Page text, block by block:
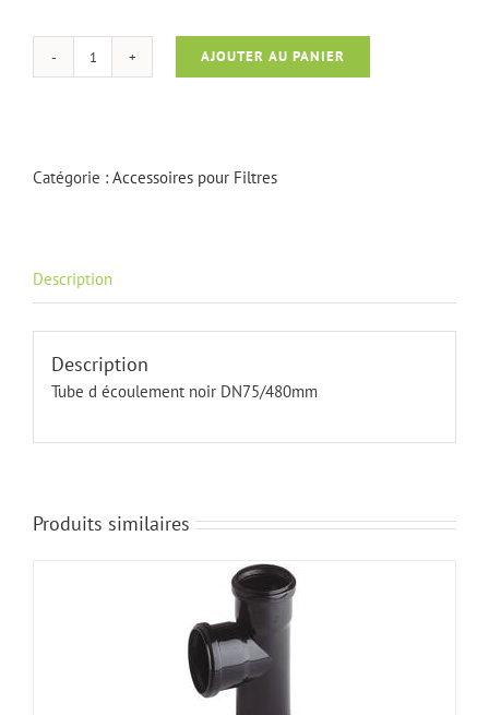
quantité
BioSmart/BioTec
AJOUTER AU PANIER
Catégorie : Accessoires pour Filtres
Description
Description
Tube d écoulement noir DN75/480mm
Produits similaires